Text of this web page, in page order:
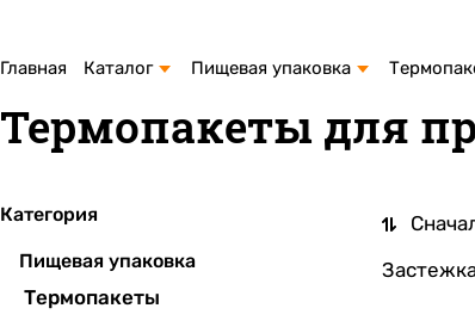
Главная Каталог Пищевая упаковка
Термопакеты для
Категория
Пищевая упаковка
Термопакеты